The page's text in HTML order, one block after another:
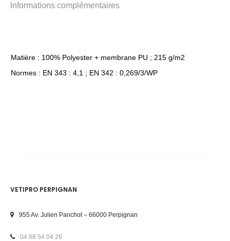
Informations complémentaires
Matière : 100% Polyester + membrane PU ; 215 g/m2
Normes : EN 343 : 4,1 ; EN 342 : 0,269/3/WP
VETIPRO PERPIGNAN
955 Av. Julien Panchot – 66000 Perpignan
04 68 54 04 26